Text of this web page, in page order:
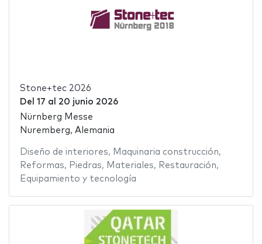
Stone+tec 2026
Del 17 al 20 junio 2026
Nürnberg Messe
Nuremberg, Alemania
Diseño de interiores, Maquinaria construcción,
Reformas, Piedras, Materiales, Restauración,
Equipamiento y tecnología